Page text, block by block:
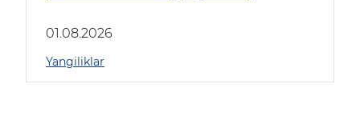
borildi
01.08.2026
Yangiliklar